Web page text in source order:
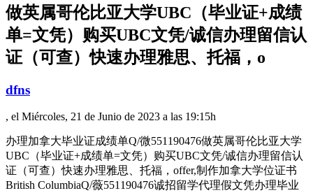
做英属哥伦比亚大学UBC（毕业证+成绩
单=文凭）购买UBC文凭/诚信办理留信认
证（可查）快速办理雅思、托福，o
dfns
, el Miércoles, 21 de Junio de 2023 a las 19:15h
办理加拿大毕业证成绩单Q/微551190476做英属哥伦比亚大学
UBC（毕业证+成绩单=文凭）购买UBC文凭/诚信办理留信认
证（可查）快速办理雅思、托福，offer,制作加拿大学位证书
British ColumbiaQ/薇551190476诚招留学代理假文凭办理毕业